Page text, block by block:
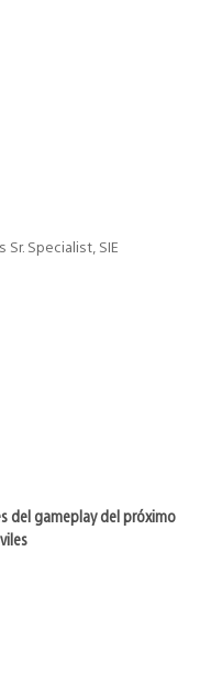
Specialist, SIE
del gameplay del próximo